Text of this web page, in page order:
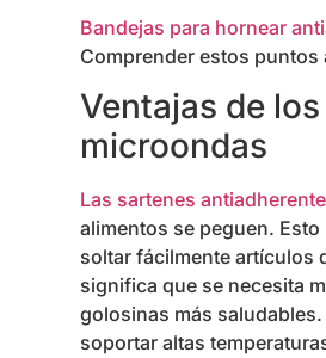
Bandejas para hornear
Comprender estos puntos
Ventajas de
microondas
Las sartenes
alimentos se peguen.
soltar fácilmente artículos
significa que se necesita
golosinas más
soportar altas